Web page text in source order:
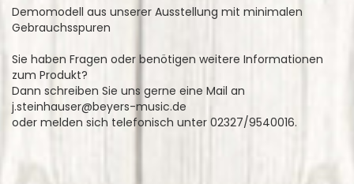
Demomodell aus unserer Ausstellung mit minimalen
Gebrauchsspuren
Sie haben Fragen oder benötigen weitere Informationen
zum Produkt?
Dann schreiben Sie uns gerne eine Mail an
j.steinhauser@beyers-music.de
oder melden sich telefonisch unter 02327/9540016.